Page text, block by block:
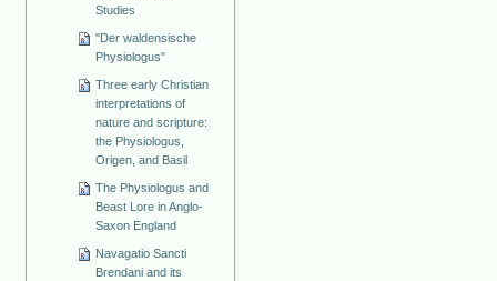
Studies
"Der waldensische
Physiologus"
Three early Christian
interpretations of
nature and scripture:
the Physiologus,
Origen, and Basil
The Physiologus and
Beast Lore in Anglo-
Saxon England
Navagatio Sancti
Brendani and its